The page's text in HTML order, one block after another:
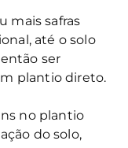
mais safras
até o solo
ser
plantio direto.
no plantio
do solo,